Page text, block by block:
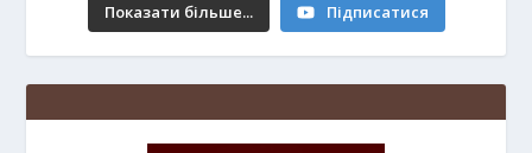
Показати більше... Підписатися